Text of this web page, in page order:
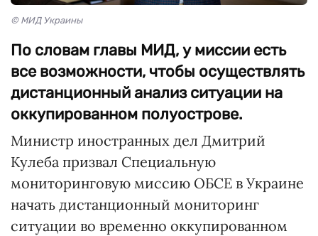
© МИД Украины
По словам главы МИД, у миссии есть
все возможности, чтобы осуществлять
дистанционный анализ ситуации на
оккупированном полуострове.
Министр иностранных дел Дмитрий
Кулеба призвал Специальную
мониторинговую миссию ОБСЕ в Украине
начать дистанционный мониторинг
ситуации во временно оккупированном